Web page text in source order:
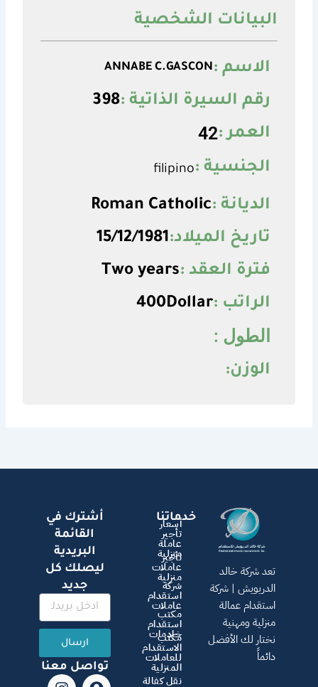
البيانات الشخصية
الاسم :ANNABE C.GASCON
رقم السيرة الذاتية :398
العمر :42
الجنسية :filipino
الديانة :Roman Catholic
تاريخ الميلاد:15/12/1981
فترة العقد :Two years
الراتب :400Dollar
الطول :
الوزن:
أشترك في
القائمة
البريدية
ليصلك كل
جديد
ارسال
تواصل معنا
S
I X
T W
خدماتنا
أسعار
تأجير
عاملة
منزلية
تأجير
عاملات
منزلية
شركة
استقدام
عاملات
مكتب
استقدام
خادمات
مكتب
الاستقدام
للعاملات
المنزلية
نقل كفالة
تعد شركة خالد
الدريويش | شركة
استقدام عمالة
منزلية ومهنية
نختار لك الأفضل
دائماً